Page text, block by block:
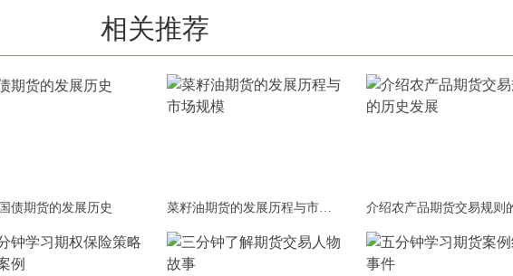
相关推荐
国债期货的发展历史 菜籽油期货的发展历程与市场规模